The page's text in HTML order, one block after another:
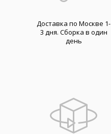
Доставка по Москве 1-
3 дня. Cборка в один
день